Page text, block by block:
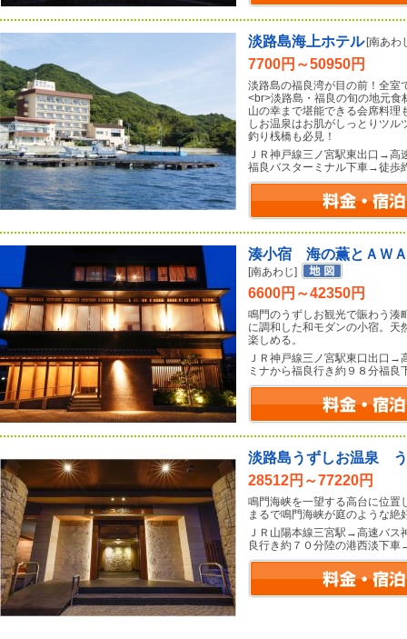
淡路島海上ホテル [南あわ
7700円～50950円
淡路島の福良湾が目の前！全室
<br>淡路島・福良の旬の地元食
山の幸まで堪能できる会席料理
しお温泉はお肌がしっとりツ
釣り桟橋も必見！
ＪＲ神戸線三ノ宮駅東出口→高
福良バスターミナル下車→徒歩
湊小宿 海の薫とＡＷ
[南あわじ]
6600円～42350円
鳴門のうずしお観光で賑わう湊
に調和した和モダンの小宿。天
楽しめる。
ＪＲ神戸線三ノ宮駅東口出口→
ミナから福良行き約９８分福
淡路島うずしお温泉
28512円～77220円
鳴門海峡を一望する高台に位置
まるで鳴門海峡が庭のような絶
ＪＲ山陽本線三宮駅→高速バス
良行き約７０分陸の港西淡下